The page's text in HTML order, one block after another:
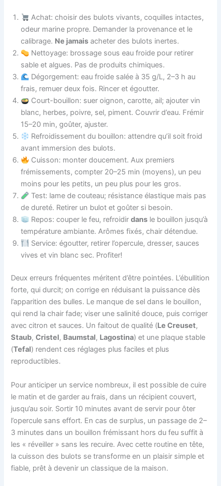
Achat: choisir des bulots vivants, coquilles intactes,
odeur marine propre. Demander la provenance et le
calibrage. Ne jamais acheter des bulots inertes.
Nettoyage: brossage sous eau froide pour retirer
sable et algues. Pas de produits chimiques.
Dégorgement: eau froide salée à 35 g/L, 2–3 h au
frais, remuer deux fois. Rincer et égoutter.
Court-bouillon: suer oignon, carotte, ail; ajouter vin
blanc, herbes, poivre, sel, piment. Couvrir d’eau. Frémir
15–20 min, goûter, ajuster.
Refroidissement du bouillon: attendre qu’il soit froid
avant immersion des bulots.
Cuisson: monter doucement. Aux premiers
frémissements, compter 20–25 min (moyens), un peu
moins pour les petits, un peu plus pour les gros.
Test: lame de couteau; résistance élastique mais pas
de dureté. Retirer un bulot et goûter si besoin.
Repos: couper le feu, refroidirdans le bouillon jusqu’à
température ambiante. Arômes fixés, chair détendue.
Service: égoutter, retirer l’opercule, dresser, sauces
vives et vin blanc sec. Profiter!
Deux erreurs fréquentes méritent d’être pointées. L’ébullition
forte, qui durcit; on corrige en réduisant la puissance dès
l’apparition des bulles. Le manque de sel dans le bouillon,
qui rend la chair fade; viser une salinité douce, puis corriger
avec citron et sauces. Un faitout de qualité (Le Creuset,
Staub,Cristel, Baumstal, Lagostina) et une plaque stable
(Tefal) rendent ces réglages plus faciles et plus
reproductibles.
Pour anticiper un service nombreux, il est possible de cuire
le matin et de garder au frais, dans un récipient couvert,
jusqu’au soir. Sortir 10 minutes avant de servir pour ôter
l’opercule sans effort. En cas de surplus, un passage de 2–
3 minutes dans un bouillon frémissant hors du feu suffit à
les « réveiller » sans les recuire. Avec cette routine en tête,
la cuisson des bulots se transforme en un plaisir simple et
fiable, prêt à devenir un classique de la maison.